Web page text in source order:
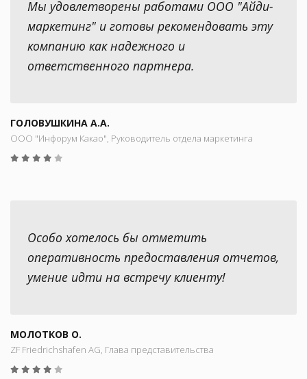
Мы удовлетворены работами ООО "Айди-
маркетинг" и готовы рекомендовать эту
компанию как надежного и
ответственного партнера.
ГОЛОВУШКИНА А.А.
ООО "Инфорум Какао", Руководитель отдела маркетинга
Особо хотелось бы отметить
оперативность предоставления отчетов,
умение идти на встречу клиенту!
МОЛОТКОВ О.
ZF Friedrichshafen AG, Глава представительства